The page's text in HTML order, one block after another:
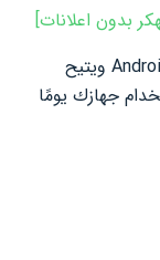
، المصمم لأجهزة Android ويتيح
جهازك يومًا